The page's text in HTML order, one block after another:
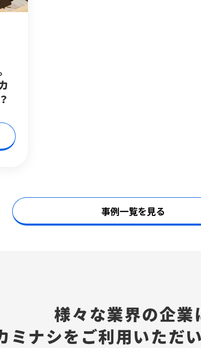
事例一覧を見る
様々な業界の企業
ミナシをご利用いただ